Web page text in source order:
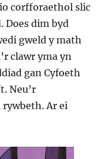
corfforaethol slic
Does dim byd
gweld y math
clawr yma yn
gan Cyfoeth
Neu’r
rywbeth. Ar ei